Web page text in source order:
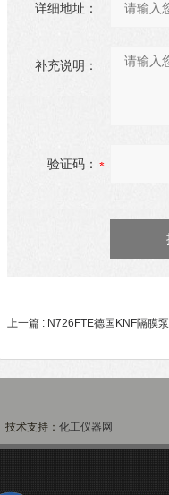
详细地址：
补充说明：
验证码：
上一篇 : N726FTE德国KNF隔膜泵
技术支持： 化工仪器网